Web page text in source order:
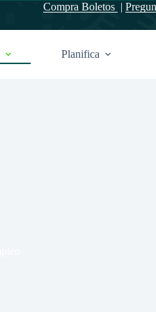
Compra Boletos |
Planifica